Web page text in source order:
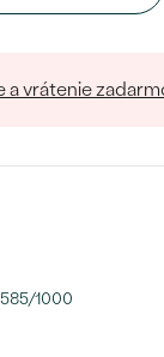
a vrátenie
1000